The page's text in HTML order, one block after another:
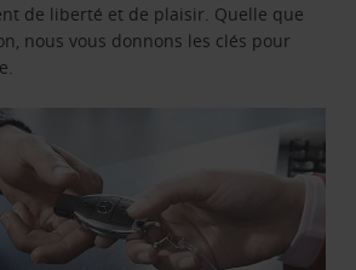
de liberté et de plaisir. Quelle que
nous vous donnons les clés pour